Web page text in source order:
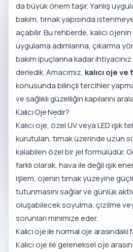
da büyük önem taşır. Yanlış
bakım, tırnak yapısında
açabilir. Bu rehberde, kalıcı
uygulama adımlarına, çıkarma
bakım ipuçlarına kadar
derledik. Amacımız, kalıcı oje ve
konusunda bilinçli tercihler
ve sağlıklı güzelliğin kapılarını
Kalıcı Oje Nedir?
Kalıcı oje, özel UV veya LED ışık
kurutulan, tırnak üzerinde uzun
kalabilen özel bir jel formülüdür.
farklı olarak, hava ile değil ışık
işlem, ojenin tırnak yüzeyine
tutunmasını sağlar ve günlük
oluşabilecek soyulma, çizilme
sorunları minimize eder.
Kalıcı oje ile normal oje arasındaki
Kalıcı oje ile geleneksel oje